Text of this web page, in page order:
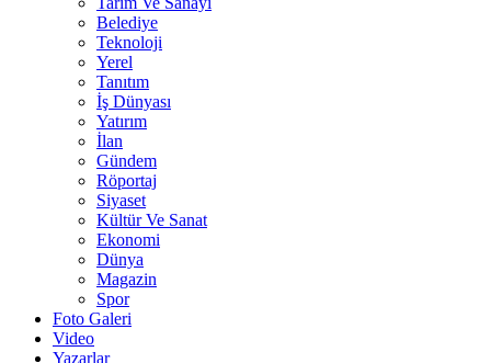
Belediye
Teknoloji
Yerel
Tanıtım
İş Dünyası
Yatırım
İlan
Gündem
Röportaj
Siyaset
Kültür Ve Sanat
Ekonomi
Dünya
Magazin
Spor
Foto Galeri
Video
Yazarlar